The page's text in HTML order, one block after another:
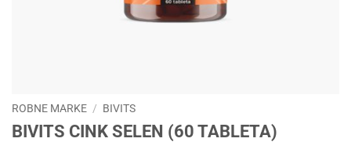
ROBNE MARKE / BIVITS
BIVITS CINK SELEN (60 TABLETA)